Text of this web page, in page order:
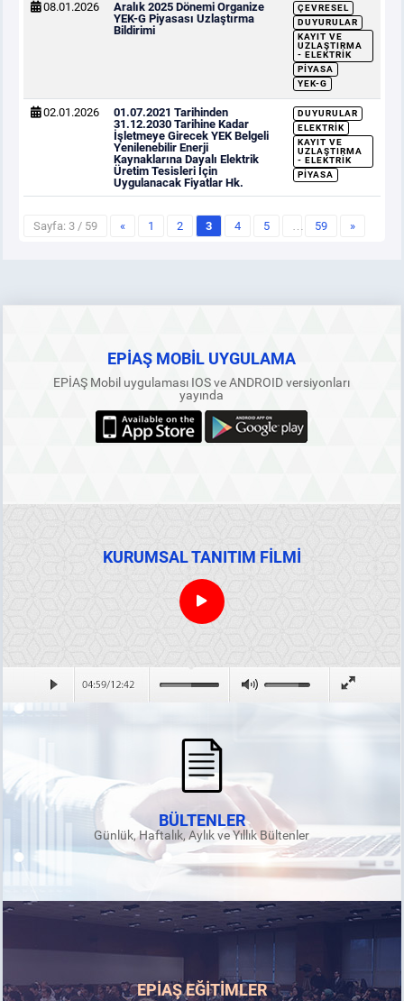
08.01.2026
Aralık 2025 Dönemi Organize
YEK-G Piyasası Uzlaştırma
Bildirimi
ÇEVRESEL
DUYURULAR
KAYIT VE
UZLAŞTIRMA
- ELEKTRIK
PIYASA
YEK-G
02.01.2026
01.07.2021 Tarihinden
31.12.2030 Tarihine Kadar
İşletmeye Girecek YEK Belgeli
Yenilenebilir Enerji
Kaynaklarına Dayalı Elektrik
Üretim Tesisleri İçin
Uygulanacak Fiyatlar Hk.
DUYURULAR
ELEKTRIK
KAYIT VE
UZLAŞTIRMA
- ELEKTRIK
PIYASA
Sayfa: 3 / 59 « 1 2 3 4 5 … 59 »
EPİAŞ MOBİL UYGULAMA
EPİAŞ Mobil uygulaması IOS ve ANDROID versiyonları
yayında
KURUMSAL TANITIM FİLMİ
BÜLTENLER
Günlük, Haftalık, Aylık ve Yıllık Bültenler
EPİAŞ EĞİTİMLER